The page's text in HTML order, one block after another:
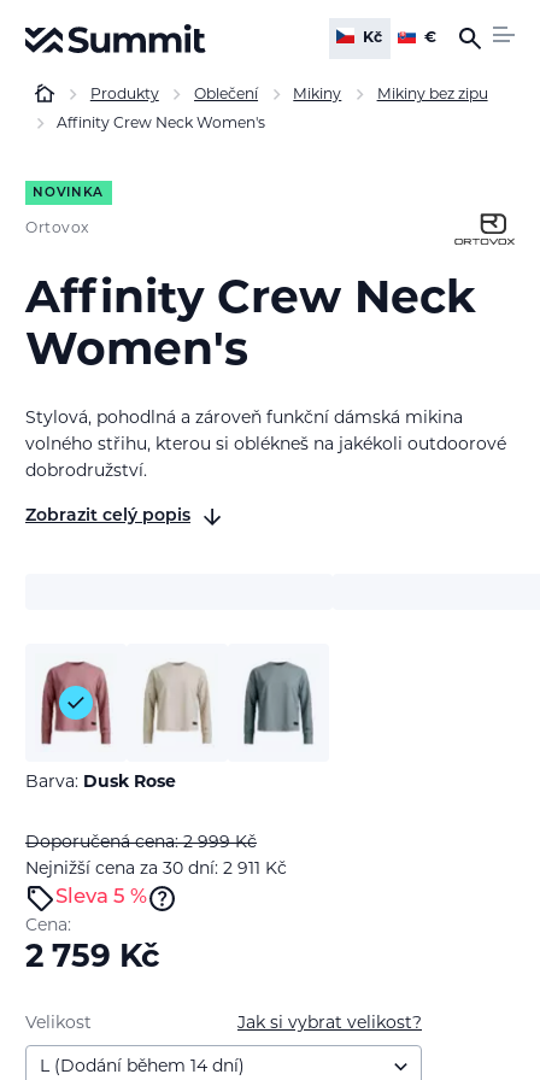
Kč €
Produkty Oblečení Mikiny
Mikiny bez zipu
Affinity Crew Neck Women's
NOVINKA
Ortovox
Affinity Crew Neck
Women's
Stylová, pohodlná a zároveň funkční dámská mikina
volného střihu, kterou si oblékneš na jakékoli outdoorové
dobrodružství.
Zobrazit celý popis
Barva: Dusk Rose
Doporučená cena: 2 999Kč
Nejnižší cena za 30 dní: 2 911 Kč
Sleva 5 %
Cena:
2 759 Kč
Jak si vybrat velikost?
Velikost